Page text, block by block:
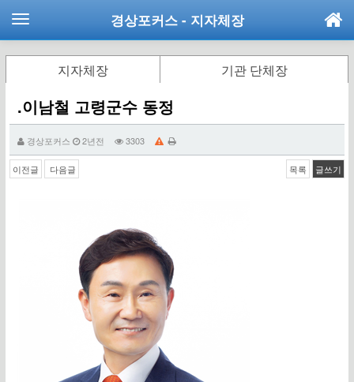
경상포커스 - 지자체장
지자체장 기관 단체장
.이남철 고령군수 동정
경상포커스 2년전 3303
이전글 다음글 목록 글쓰기